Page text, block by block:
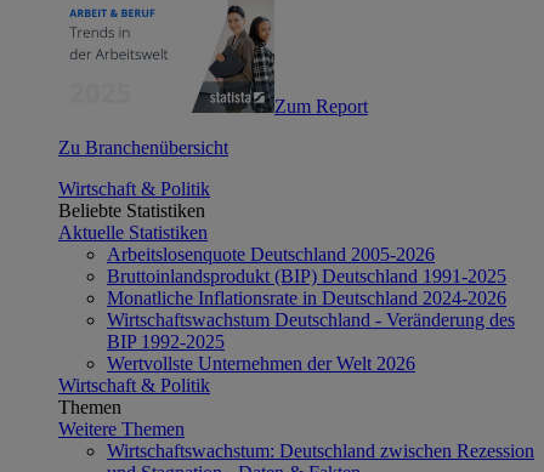
Zum Report
Zu Branchenübersicht
Wirtschaft & Politik
Beliebte Statistiken
Aktuelle Statistiken
Arbeitslosenquote Deutschland 2005-2026
Bruttoinlandsprodukt (BIP) Deutschland 1991-2025
Monatliche Inflationsrate in Deutschland 2024-2026
Wirtschaftswachstum Deutschland - Veränderung des
BIP 1992-2025
Wertvollste Unternehmen der Welt 2026
Wirtschaft & Politik
Themen
Weitere Themen
Wirtschaftswachstum: Deutschland zwischen Rezession